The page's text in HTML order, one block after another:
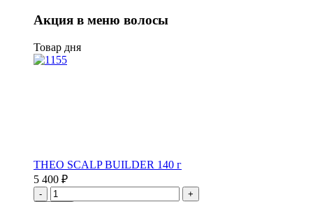
Акция в меню волосы
Товар дня
THEO SCALP BUILDER 140 г
5 400 ₽